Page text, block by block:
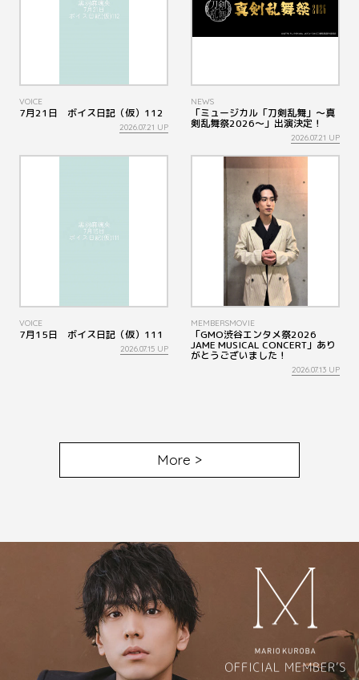
VOICE
7月21日 ボイス日記（仮）112
2026.07.21 UP
NEWS
「ミュージカル「刀剣乱舞」～真
剣乱舞祭2026～」出演決定！
2026.07.21 UP
VOICE
7月15日 ボイス日記（仮）111
2026.07.15 UP
MEMBERSMOVIE
「GMO渋谷エンタメ祭2026
JAME MUSICAL CONCERT」あり
がとうございました！
2026.07.13 UP
More >